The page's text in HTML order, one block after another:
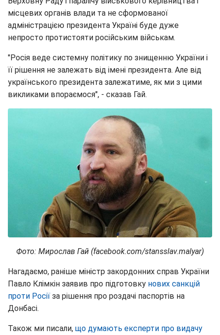
місцевих органів влади та не сформованої
адміністрацією президента Україні буде дуже
непросто протистояти російським військам.
"Росія веде системну політику по знищенню України і
її рішення не залежать від імені президента. Але від
українського президента залежатиме, як ми з цими
викликами впораємося", - сказав Гай.
Фото: Мирослав Гай (facebook.com/stansslav.malyar)
Нагадаємо, раніше міністр закордонних справ України
Павло Клімкін заявив про підготовку нових санкцій
проти Росії за рішення про роздачі паспортів на
Донбасі.
Також ми писали, що думають експерти про видачу